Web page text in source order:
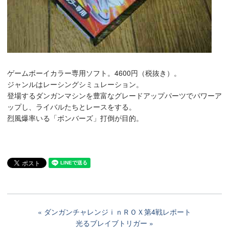
ゲームボーイカラー専用ソフト。4600円（税抜き）。
ジャンルはレーシングシミュレーション。
登場するダンガンマシンを豊富なグレードアップパーツでパワーア
ップし、ライバルたちとレースをする。
烈風爆率いる「ボンバーズ」打倒が目的。
ダンガンチャレンジｉｎＲＯＸ第4戦レポート
光るブレイブトリガー